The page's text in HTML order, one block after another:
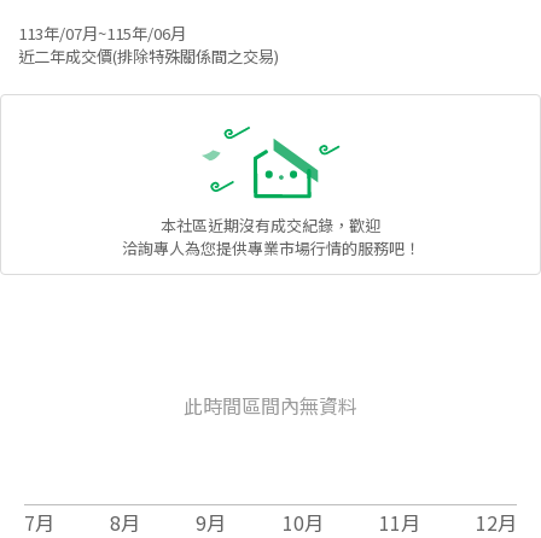
113年/07月~115年/06月
近二年成交價(排除特殊關係間之交易)
本社區近期沒有成交紀錄，歡迎
洽詢專人為您提供專業市場行情的服務吧！
此時間區間內無資料
7月 8月 9月 10月 11月 12月